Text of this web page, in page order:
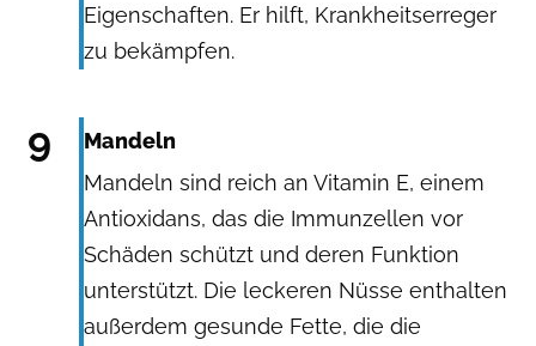
Eigenschaften. Er hilft, Krankheitserreger
zu bekämpfen.
9
Mandeln
Mandeln sind reich an Vitamin E, einem
Antioxidans, das die Immunzellen vor
Schäden schützt und deren Funktion
unterstützt. Die leckeren Nüsse enthalten
außerdem gesunde Fette, die die